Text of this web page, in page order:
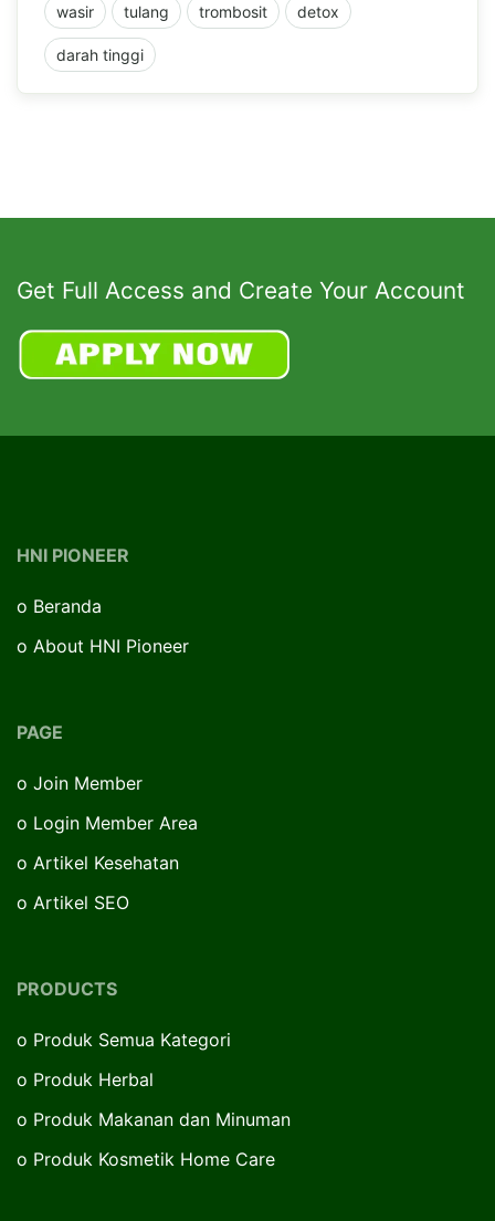
wasir tulang trombosit detox
darah tinggi
Get Full Access and Create Your Account
HNI PIONEER
o Beranda
o About HNI Pioneer
PAGE
o Join Member
o Login Member Area
o Artikel Kesehatan
o Artikel SEO
PRODUCTS
o Produk Semua Kategori
o Produk Herbal
o Produk Makanan dan Minuman
o Produk Kosmetik Home Care